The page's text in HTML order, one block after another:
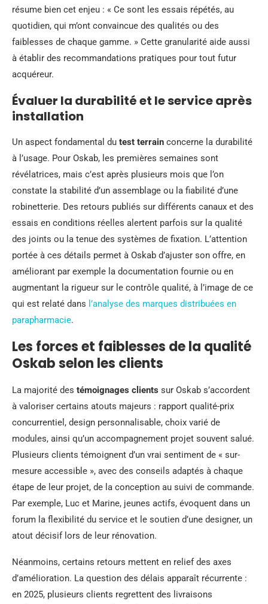
résume bien cet enjeu : « Ce sont les essais répétés, au
quotidien, qui m’ont convaincue des qualités ou des
faiblesses de chaque gamme. » Cette granularité aide aussi
à établir des recommandations pratiques pour tout futur
acquéreur.
Évaluer la durabilité et le service après
installation
Un aspect fondamental du test terrain concerne la durabilité
à l’usage. Pour Oskab, les premières semaines sont
révélatrices, mais c’est après plusieurs mois que l’on
constate la stabilité d’un assemblage ou la fiabilité d’une
robinetterie. Des retours publiés sur différents canaux et des
essais en conditions réelles alertent parfois sur la qualité
des joints ou la tenue des systèmes de fixation. L’attention
portée à ces détails permet à Oskab d’ajuster son offre, en
améliorant par exemple la documentation fournie ou en
augmentant la rigueur sur le contrôle qualité, à l’image de ce
qui est relaté dans l’analyse des marques distribuées en
parapharmacie.
Les forces et faiblesses de la qualité
Oskab selon les clients
La majorité des témoignages clients sur Oskab s’accordent
à valoriser certains atouts majeurs : rapport qualité-prix
concurrentiel, design personnalisable, choix varié de
modules, ainsi qu’un accompagnement projet souvent salué.
Plusieurs clients témoignent d’un vrai sentiment de « sur-
mesure accessible », avec des conseils adaptés à chaque
étape de leur projet, de la conception au suivi de commande.
Par exemple, Luc et Marine, jeunes actifs, évoquent dans un
forum la flexibilité du service et le soutien d’une designer, un
atout décisif lors de leur rénovation.
Néanmoins, certains retours mettent en relief des axes
d’amélioration. La question des délais apparaît récurrente :
en 2025, plusieurs clients regrettent des livraisons